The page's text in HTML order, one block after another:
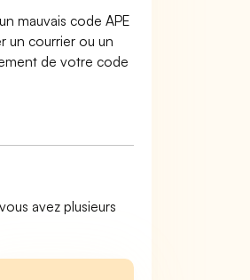
mauvais code APE
un courrier ou un
de votre code
avez plusieurs